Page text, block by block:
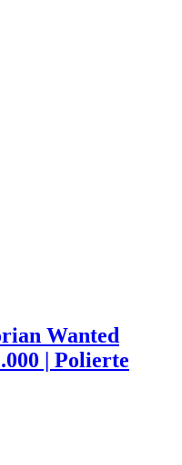
Wanted
| Polierte